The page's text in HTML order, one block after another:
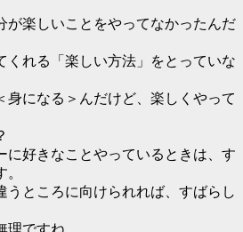
が楽しいことをやってなかったんだ
くれる「楽しい方法」をとっていな
身になる＞んだけど、楽しくやって
に好きなことやっているときは、す
うところに向けられれば、すばらし